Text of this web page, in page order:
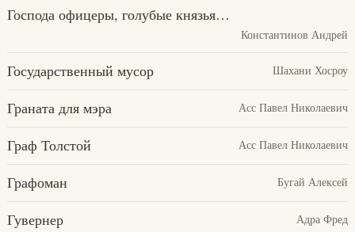
Господа офицеры, голубые князья…
Константинов Андрей
Государственный мусор Шахани Хосроу
Граната для мэра Асс Павел Николаевич
Граф Толстой Асс Павел Николаевич
Графоман Бугай Алексей
Гувернер Адра Фред